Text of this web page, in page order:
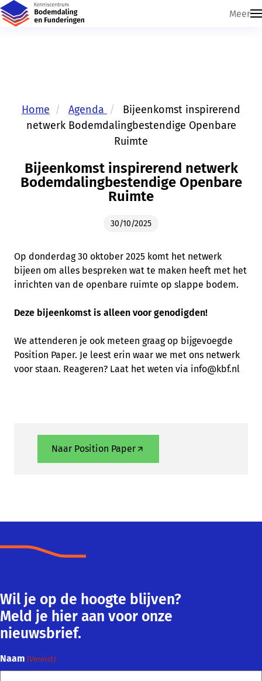
Skip navigatie
Meer
Home Agenda
Bijeenkomst inspirerend
netwerk Bodemdalingbestendige Openbare
Ruimte
Bijeenkomst inspirerend netwerk
Bodemdalingbestendige Openbare
Ruimte
30/10/2025
Op donderdag 30 oktober 2025 komt het netwerk
bijeen om alles bespreken wat te maken heeft met het
inrichten van de openbare ruimte op slappe bodem.
Deze bijeenkomst is alleen voor genodigden!
We attenderen je ook meteen graag op bijgevoegde
Position Paper. Je leest erin waar we met ons netwerk
voor staan. Reageren? Laat het weten via info@kbf.nl
Naar Position Paper
Wil je op de hoogte blijven?
Meld je hier aan voor onze
nieuwsbrief.
Naam (Vereist)